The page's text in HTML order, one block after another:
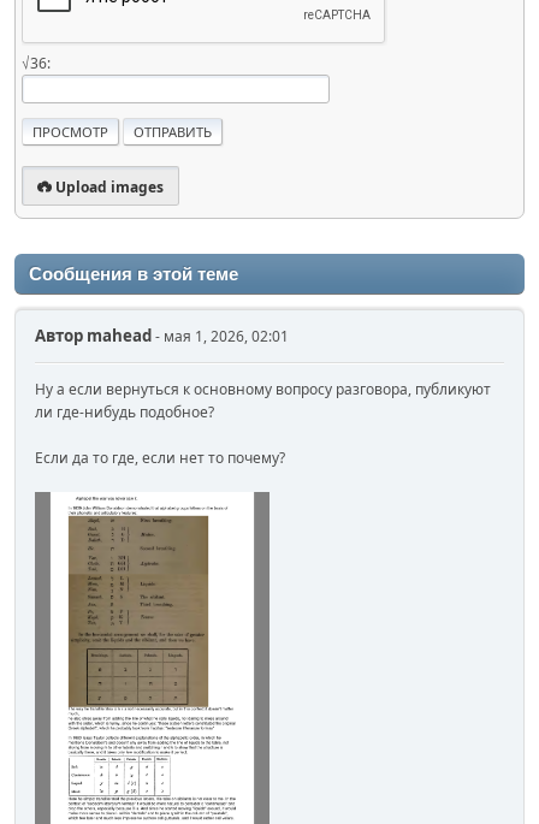
√36:
Upload images
Сообщения в этой теме
Автор mahead- мая 1, 2026, 02:01
Ну а если вернуться к основному вопросу разговора, публикуют
ли где-нибудь подобное?
Если да то где, если нет то почему?